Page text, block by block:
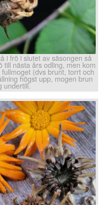
i frö i slutet av säsongen så
till nästa års odling, men kom
(dvs brunt, torrt och
högst upp, mogen brun
undertill.